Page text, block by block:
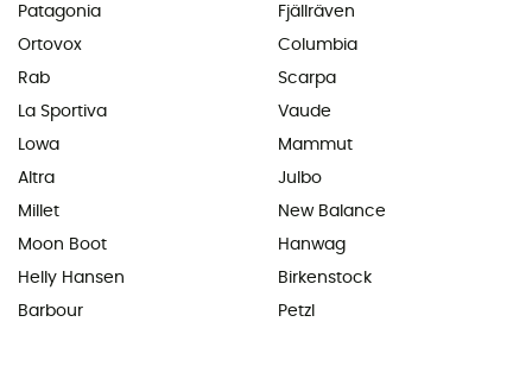
Patagonia
Ortovox
Rab
La Sportiva
Lowa
Altra
Millet
Moon Boot
Helly Hansen
Barbour
Fjällräven
Columbia
Scarpa
Vaude
Mammut
Julbo
New Balance
Hanwag
Birkenstock
Petzl